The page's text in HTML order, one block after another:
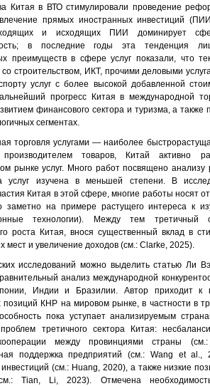
Китая в ВТО стимулировали проведение
прямых иностранных инвестиций
и исходящих ПИИ доминирует
в последние годы эта тенденция
преимуществ в сфере услуг показали, что
со строительством, ИКТ, прочими деловыми
услуг с более высокой добавленной
прогресс Китая в международной
финансового сектора и туризма, а также
сегментах.
торговля услугами — наиболее
производителем товаров, Китай активно
рынке услуг. Много работ посвящено
услуг изучена в меньшей степени. В
Китая в этой сфере, многие работы носят
заметно на примере растущего интереса к
технологии). Между тем третичный
роста Китая, внося существенный вклад в
мест и увеличение доходов (см.: Clarke, 2025).
исследований можно выделить статью Ли
анализ международной
Индии и Бразилии. Автор приходит к
позиций КНР на мировом рынке, в частности в
пока уступает анализируемым
третичного сектора Китая:
кооперации между провинциями страны
поддержка предприятий (см.: Wang et al.,
(см.: Huang, 2020), а также низкие
Tian, Li, 2023). Отмечена